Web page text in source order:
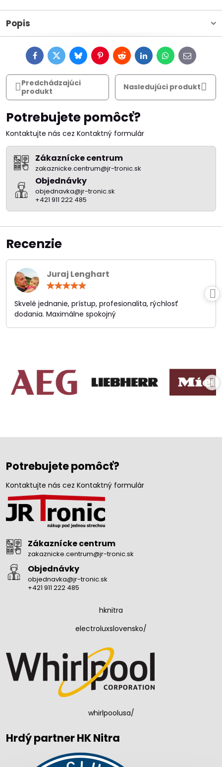
Popis
FacebookTwitterBlueskyPinterestRedditLinkedInWhatsApp
E-
mail
Predchádzajúci
produkt
Nasledujúci produkt
Potrebujete pomôcť?
Kontaktujte nás cez Kontaktný formulár
Zákaznícke centrum
zakaznicke.centrum@jr-tronic.sk
Objednávky
objednavka@jr-tronic.sk
+421 911 222 485
Recenzie
Juraj Lenghart
/
5
Skvelé jednanie, prístup, profesionalita, rýchlosť
dodania. Maximálne spokojný
Potrebujete pomôcť?
Kontaktujte nás cez Kontaktný formulár
Zákaznícke centrum
zakaznicke.centrum@jr-tronic.sk
Objednávky
objednavka@jr-tronic.sk
+421 911 222 485
hknitra
electroluxslovensko/
whirlpoolusa/
Hrdý partner HK Nitra